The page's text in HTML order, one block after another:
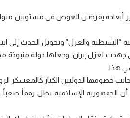
أبعاده يفرضان الغوص في مستويين
“الشيطنة والعزل” وتحويل الحدث إلى
التي جهدت لعزل إيران, وجعلها دولة
هذا.
جانب خصومها الدوليين الكبار
الجمهورية الإسلامية تظل رقماً صعباً